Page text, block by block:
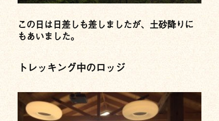
この日は日差しも差しましたが、土砂降りに
もあいました。
トレッキング中のロッジ